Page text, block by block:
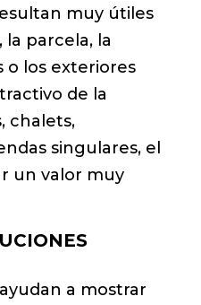
muy útiles
parcela, la
o los exteriores
de la
chalets,
singulares, el
un valor muy
a mostrar